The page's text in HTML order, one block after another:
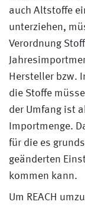
auch Altstoffe
unterziehen,
Verordnung
Hersteller bzw.
die Stoffe
der Umfang ist
Importmenge.
für die es
geänderten
kommen kann.
Um REACH